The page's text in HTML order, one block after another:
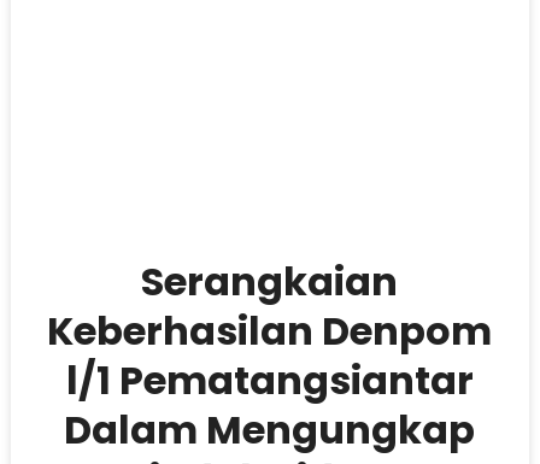
Serangkaian
Keberhasilan Denpom
l/1 Pematangsiantar
Dalam Mengungkap